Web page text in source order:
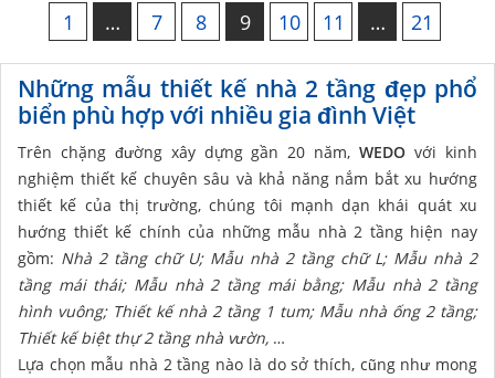
1 … 7 8 9 10 11 … 21
Những mẫu thiết kế nhà 2 tầng đẹp phổ
biển phù hợp với nhiều gia đình Việt
Trên chặng đường xây dựng gần 20 năm, WEDO với kinh
nghiệm thiết kế chuyên sâu và khả năng nắm bắt xu hướng
thiết kế của thị trường, chúng tôi mạnh dạn khái quát xu
hướng thiết kế chính của những mẫu nhà 2 tầng hiện nay
gồm: Nhà 2 tầng chữ U; Mẫu nhà 2 tầng chữ L; Mẫu nhà 2
tầng mái thái; Mẫu nhà 2 tầng mái bằng; Mẫu nhà 2 tầng
hình vuông; Thiết kế nhà 2 tầng 1 tum; Mẫu nhà ống 2 tầng;
Thiết kế biệt thự 2 tầng nhà vườn, …
Lựa chọn mẫu nhà 2 tầng nào là do sở thích, cũng như mong